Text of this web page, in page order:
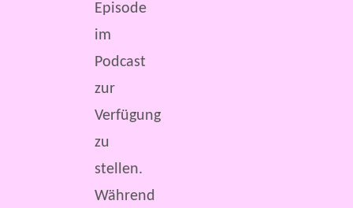
Episode
im
Podcast
zur
Verfügung
zu
stellen.
Während